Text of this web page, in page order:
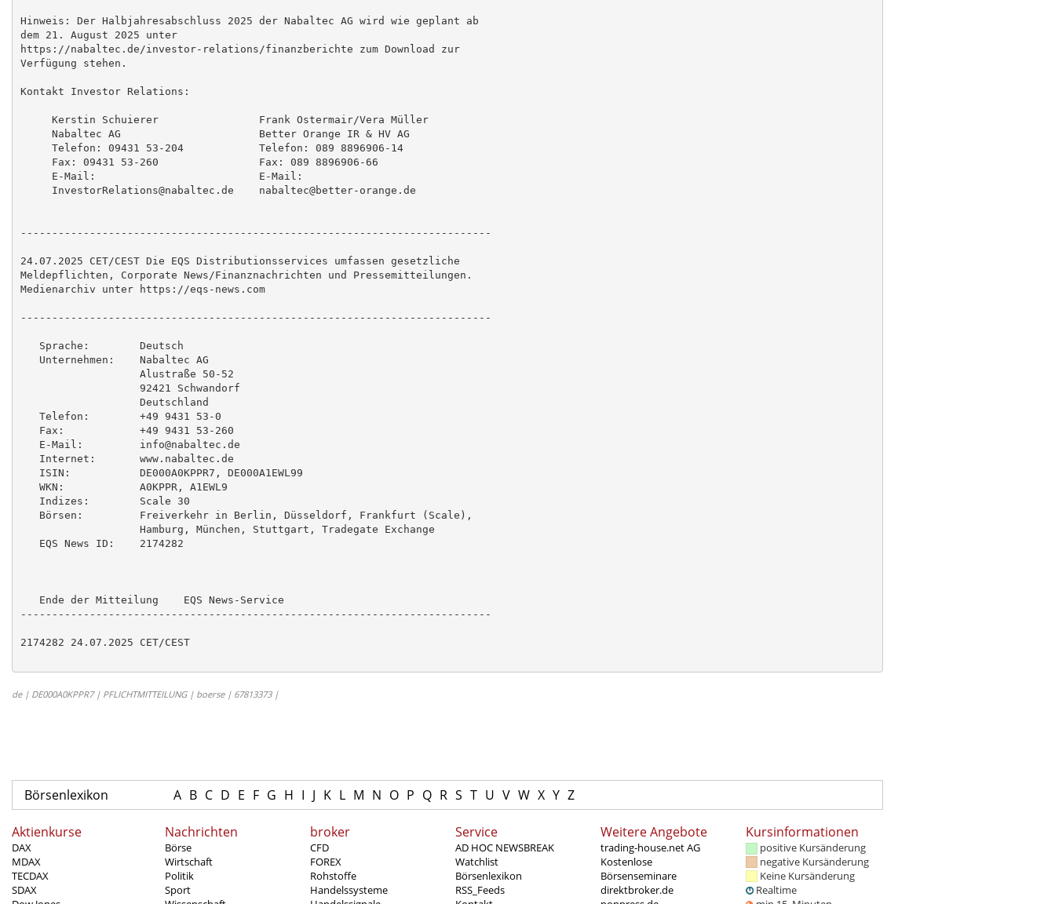
Hinweis: Der Halbjahresabschluss 2025 der Nabaltec AG wird wie geplant ab
dem 21. August 2025 unter
https://nabaltec.de/investor-relations/finanzberichte zum Download zur
Verfügung stehen.
Kontakt Investor Relations:
     Kerstin Schuierer                Frank Ostermair/Vera Müller
     Nabaltec AG                      Better Orange IR & HV AG
     Telefon: 09431 53-204            Telefon: 089 8896906-14
     Fax: 09431 53-260                Fax: 089 8896906-66
     E-Mail:                          E-Mail:
     InvestorRelations@nabaltec.de    nabaltec@better-orange.de
---------------------------------------------------------------------------
24.07.2025 CET/CEST Die EQS Distributionsservices umfassen gesetzliche
Meldepflichten, Corporate News/Finanznachrichten und Pressemitteilungen.
Medienarchiv unter https://eqs-news.com
---------------------------------------------------------------------------
   Sprache:        Deutsch
   Unternehmen:    Nabaltec AG
                   Alustraße 50-52
                   92421 Schwandorf
                   Deutschland
   Telefon:        +49 9431 53-0
   Fax:            +49 9431 53-260
   E-Mail:         info@nabaltec.de
   Internet:       www.nabaltec.de
   ISIN:           DE000A0KPPR7, DE000A1EWL99
   WKN:            A0KPPR, A1EWL9
   Indizes:        Scale 30
   Börsen:         Freiverkehr in Berlin, Düsseldorf, Frankfurt (Scale),
                   Hamburg, München, Stuttgart, Tradegate Exchange
   EQS News ID:    2174282
   Ende der Mitteilung    EQS News-Service
---------------------------------------------------------------------------
2174282 24.07.2025 CET/CEST
de | DE000A0KPPR7 | PFLICHTMITTEILUNG | boerse | 67813373 |
Börsenlexikon A B C D E F G H I J K L M N O P Q R S T U V W X Y Z
Aktienkurse
DAX
MDAX
TECDAX
SDAX
Nachrichten
Börse
Wirtschaft
Politik
Sport
broker
CFD
FOREX
Rohstoffe
Handelssysteme
Service
AD HOC NEWSBREAK
Watchlist
Börsenlexikon
RSS_Feeds
Weitere Angebote
trading-house.net AG
Kostenlose
Börsenseminare
direktbroker.de
Kursinformationen
positive Kursänderung
negative Kursänderung
Keine Kursänderung
Realtime